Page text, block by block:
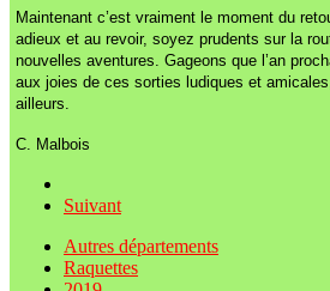
Maintenant c’est vraiment le moment du
adieux et au revoir, soyez prudents sur la
nouvelles aventures. Gageons que l’an
aux joies de ces sorties ludiques et
ailleurs.
C. Malbois
Suivant
Autres départements
Raquettes